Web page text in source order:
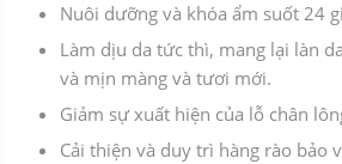
Nuôi dưỡng và khóa ẩm suốt 24
Làm dịu da tức thì, mang lại làn
và mịn màng và tươi mới.
Giảm sự xuất hiện của lỗ chân
Cải thiện và duy trì hàng rào bảo